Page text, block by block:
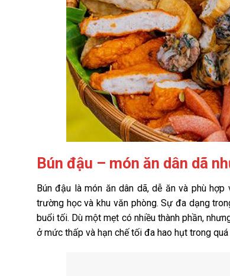
Bún đậu – món ăn dân dã
Bún đậu là món ăn dân dã, dễ ăn và phù
trường học và khu văn phòng. Sự đa dạng
buổi tối. Dù một mẹt có nhiều thành phần,
ở mức thấp và hạn chế tối đa hao hụt trong quá